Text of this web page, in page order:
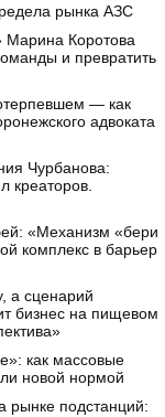
рынка АЗС
Марина Коротова
и превратить
— как
адвоката
Чурбанова:
креаторов.
«Механизм «бери
комплекс в барьер
а сценарий
бизнес на пищевом
как массовые
новой нормой
рынке подстанций: